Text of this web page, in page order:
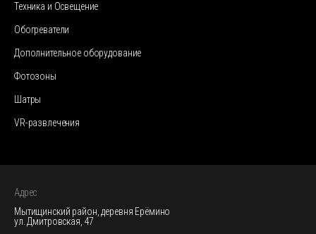
Техника и Освещение
Обогреватели
Дополнительное оборудование
Фотозоны
Шатры
VR-развлечения
Адрес
Мытищинский район, деревня Ерёмино
ул. Дмитровская, 47